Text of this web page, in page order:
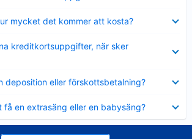
mycket det kommer att kosta?
kreditkortsuppgifter, när sker
deposition eller förskottsbetalning?
få en extrasäng eller en babysäng?